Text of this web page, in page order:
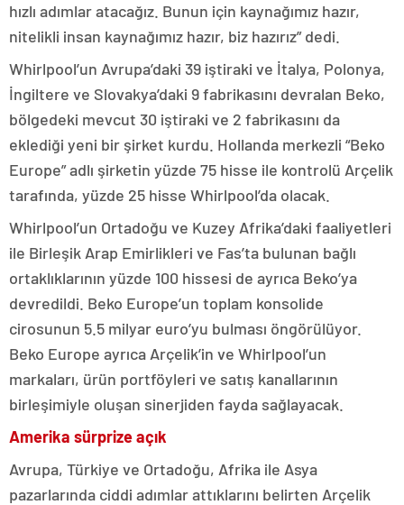
hızlı adımlar atacağız. Bunun için kaynağımız hazır,
nitelikli insan kaynağımız hazır, biz hazırız” dedi.
Whirlpool’un Avrupa’daki 39 iştiraki ve İtalya, Polonya,
İngiltere ve Slovakya’daki 9 fabrikasını devralan Beko,
bölgedeki mevcut 30 iştiraki ve 2 fabrikasını da
eklediği yeni bir şirket kurdu. Hollanda merkezli “Beko
Europe” adlı şirketin yüzde 75 hisse ile kontrolü Arçelik
tarafında, yüzde 25 hisse Whirlpool’da olacak.
Whirlpool’un Ortadoğu ve Kuzey Afrika’daki faaliyetleri
ile Birleşik Arap Emirlikleri ve Fas’ta bulunan bağlı
ortaklıklarının yüzde 100 hissesi de ayrıca Beko’ya
devredildi. Beko Europe’un toplam konsolide
cirosunun 5.5 milyar euro’yu bulması öngörülüyor.
Beko Europe ayrıca Arçelik’in ve Whirlpool’un
markaları, ürün portföyleri ve satış kanallarının
birleşimiyle oluşan sinerjiden fayda sağlayacak.
Amerika sürprize açık
Avrupa, Türkiye ve Ortadoğu, Afrika ile Asya
pazarlarında ciddi adımlar attıklarını belirten Arçelik